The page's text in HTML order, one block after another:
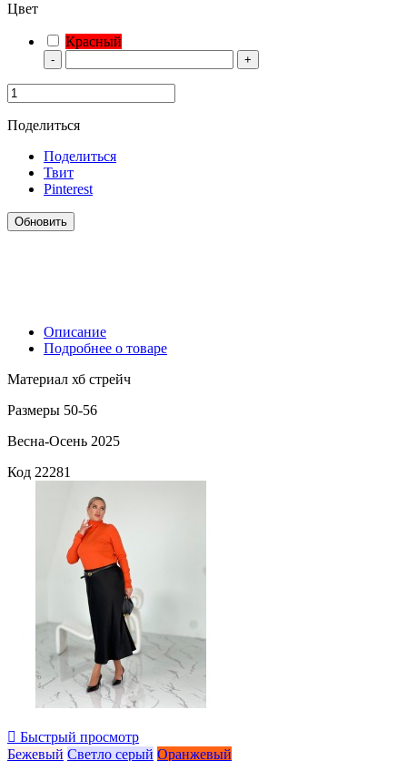
Цвет
Красный
- +
Поделиться
Поделиться
Твит
Pinterest
Описание
Подробнее о товаре
Материал хб стрейч
Размеры 50-56
Весна-Осень 2025
Код 22281
 Быстрый просмотр
Бежевый Светло серый Оранжевый